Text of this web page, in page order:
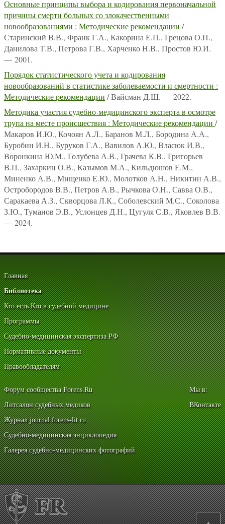
Основные принципы выбора и кодирования первоначальной
причины смерти больных со злокачественными
новообразованиями : Методические рекомендации /
Старинский В.В., Франк Г.А., Какорина Е.П., Грецова О.П.,
Данилова Т.В., Петрова Г.В., Харченко Н.В., Простов Ю.И.
— 2001.
Порядок статистического учета и кодирования
новообразований в статистике заболеваемости и смертности :
Методические рекомендации / Вайсман Д.Ш. — 2022.
Методика участия судебно-медицинского эксперта в осмотре
трупа на месте происшествия : Методические рекомендации /
Макаров И.Ю., Кочоян А.Л., Баранов М.Л., Бородина А.А.,
Буробин И.Н., Буруков Г.А., Вавилов А.Ю., Власюк И.В.,
Воронкина Ю.М., Голубева А.В., Грачева К.В., Григорьев
В.П., Захаркин О.В., Казымов М.А., Кильдюшов Е.М.,
Миненко А.В., Мищенко Е.Ю., Молотков А.Н., Никитин А.В.,
Остробородов В.В., Петров А.В., Рычкова О.Н., Савва О.В.,
Саракаева А.З., Скворцова Л.К., Соболевский М.С., Соколова
З.Ю., Туманов Э.В., Услонцев Д.Н., Цугуля С.В., Яковлев В.В.
— 2024.
Главная
Библиотека
Кто есть Кто в судебной медицине
Программы
Судебно-медицинская экспертиза РФ
Нормативные документы
Правообладателям
Форум сообщества Forens.Ru
Литсалон судебных медиков
Журнал journal.forens-lit.ru
Судебно-медицинская энциклопедия
Галерея судебно-медицинских фотографий
Мы в:
ВКонтакте